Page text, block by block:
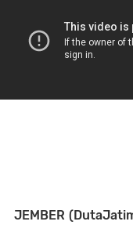
JEMBER